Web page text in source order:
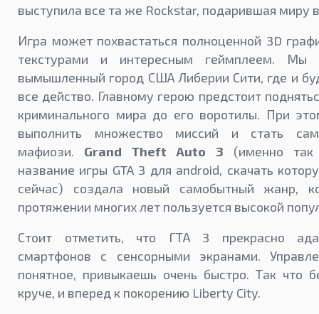
выступила все та же Rockstar, подарившая миру
Игра может похвастаться полноценной 3D
текстурами и интересным геймплеем. Мы
вымышленный город США Либерии Сити, где и
все действо. Главному герою предстоит
криминального мира до его воротилы. При
выполнить множество миссий и стать
мафиози. Grand Theft Auto 3 (именно так
название игры GTA 3 для android, скачать
сейчас) создала новый самобытный жанр,
протяжении многих лет пользуется высокой
Стоит отметить, что ГТА 3 прекрасно
смартфонов с сенсорными экранами.
понятное, привыкаешь очень быстро. Так что
круче, и вперед к покорению Liberty City.